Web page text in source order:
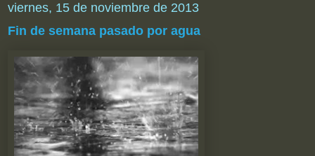
viernes, 15 de noviembre de 2013
Fin de semana pasado por agua